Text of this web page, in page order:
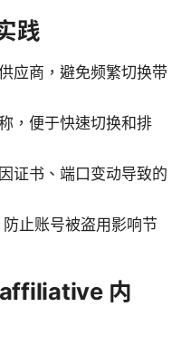
践
应商，避免频繁切换带
，便于快速切换和排
证书、端口变动导致的
止账号被盗用影响节
内